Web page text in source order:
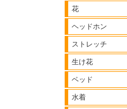
花
ヘッドホン
ストレッチ
生け花
ベッド
水着